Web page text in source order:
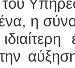
η
την